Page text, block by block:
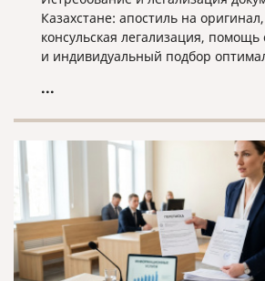
Казахстане: апостиль на
консульская легализация, помощь
и индивидуальный подбор
...